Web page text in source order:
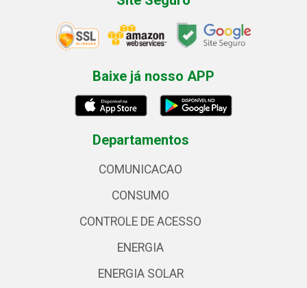
Baixe já nosso APP
Departamentos
COMUNICACAO
CONSUMO
CONTROLE DE ACESSO
ENERGIA
ENERGIA SOLAR